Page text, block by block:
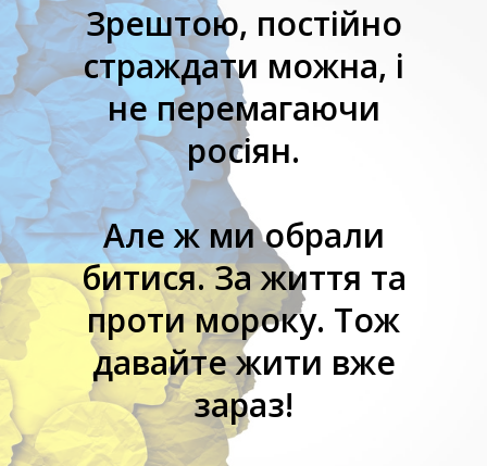
Зрештою, постійно
страждати можна, і
не перемагаючи
росіян.
Але ж ми обрали
битися. За життя та
проти мороку. Тож
давайте жити вже
зараз!